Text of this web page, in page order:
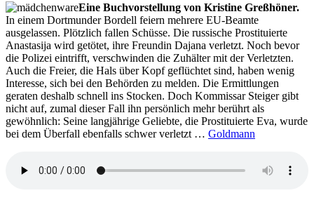
Eine Buchvorstellung von Kristine Greßhöner.
In einem Dortmunder Bordell feiern mehrere EU-Beamte
ausgelassen. Plötzlich fallen Schüsse. Die russische Prostituierte
Anastasija wird getötet, ihre Freundin Dajana verletzt. Noch bevor
die Polizei eintrifft, verschwinden die Zuhälter mit der Verletzten.
Auch die Freier, die Hals über Kopf geflüchtet sind, haben wenig
Interesse, sich bei den Behörden zu melden. Die Ermittlungen
geraten deshalb schnell ins Stocken. Doch Kommissar Steiger gibt
nicht auf, zumal dieser Fall ihn persönlich mehr berührt als
gewöhnlich: Seine langjährige Geliebte, die Prostituierte Eva, wurde
bei dem Überfall ebenfalls schwer verletzt … Goldmann